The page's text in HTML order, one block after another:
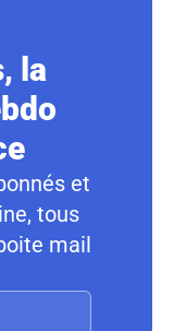
la
et
tous
mail